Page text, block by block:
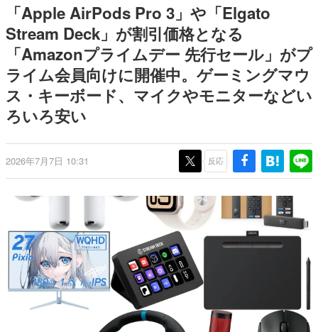
きます。
赫本
この物語を解いてはいけない。『赫本』は、〈試験問題〉
の形をした短編ホラー小説集です。
新世代に訊く
これからのデジタルゲーム市場を担う若きクリエイター達
の姿を追い、彼らのルーツと情熱を探っていきます。
ゲーム世代の作家たち
ゲームに多大な影響を受けた作家さんに取材し、ゲームが
日本のコンテンツ産業やカルチャーに与えた影響を探る企
画です。
日本モバイルゲーム産業史
日本のモバイルゲーム史における主要なトピック・タイト
ルを網羅するほか、開発者へのインタビューや識者による
解説を掲載。約20年の歴史が一望できる決定版！
若ゲのいたり〜ゲームクリエイターの青春〜
『うつヌケ』『ペンと箸』等で知られるマンガ家・田中圭
一先生によるゲーム業界レポートマンガです。
なんでゲームは面白い？
ゲーム開発者・hamatsu氏がゲームの魅力を画面や操作の
ら8月20日までの期間限定で開
催予定
「Apple AirPods Pro 3」や「Elgato
Stream Deck」が割引価格となる
「Amazonプライムデー 先行セール」がプ
ライム会員向けに開催中。ゲーミングマウ
ス・キーボード、マイクやモニターなどい
ろいろ安い
2026年7月7日 10:31 反応